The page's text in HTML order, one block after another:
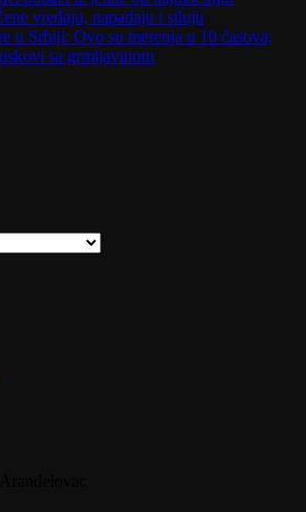
vređaju, napadaju i siluju
u Srbiji: Ovo su merenja u 10 časova;
sa grmljavinom